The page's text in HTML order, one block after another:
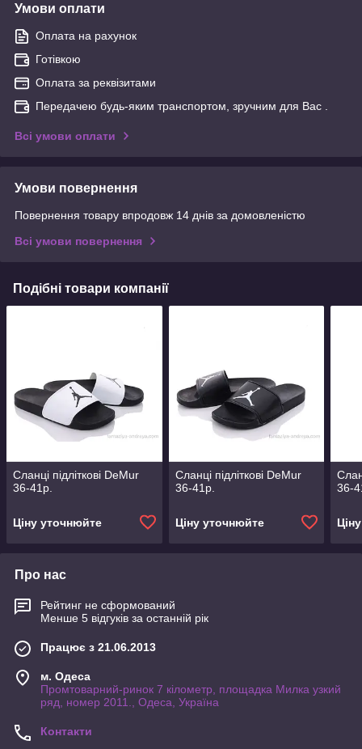
Умови оплати
Оплата на рахунок
Готівкою
Оплата за реквізитами
Передачею будь-яким транспортом, зручним для Вас .
Всі умови оплати
Умови повернення
Повернення товару впродовж 14 днів за домовленістю
Всі умови повернення
Подібні товари компанії
Сланці підліткові DeMur
36-41р.
Ціну уточнюйте
Сланці підліткові DeMur
36-41р.
Ціну уточнюйте
36-
Про нас
Рейтинг не сформований
Менше 5 відгуків за останній рік
Працює з 21.06.2013
м. Одеса
Промтоварний-ринок 7 кілометр, площадка Милка узкий
ряд, номер 2011., Одеса, Україна
Контакти